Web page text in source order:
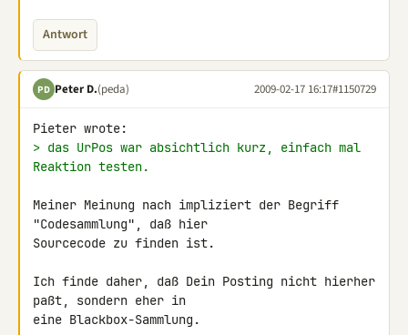
Antwort
PD Peter D.(peda) 2009-02-17 16:17#1150729
> das UrPos war absichtlich kurz, einfach mal
Reaktion testen.
Meiner Meinung nach impliziert der Begriff
"Codesammlung", daß hier
Sourcecode zu finden ist.
Ich finde daher, daß Dein Posting nicht hierher
paßt, sondern eher in
eine Blackbox-Sammlung.